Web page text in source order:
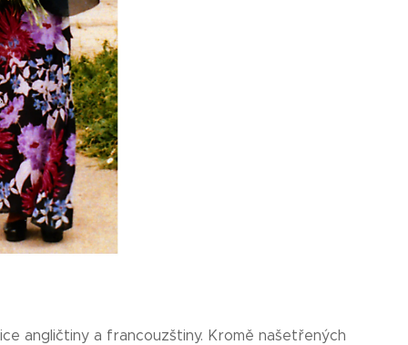
angličtiny a francouzštiny. Kromě našetřených